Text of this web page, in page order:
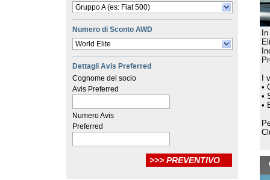
Gruppo A (es: Fiat 500)
Numero di Sconto AWD
World Elite
Dettagli Avis Preferred
Cognome del socio
Avis Preferred
Numero Avis
Preferred
I
•
•
•